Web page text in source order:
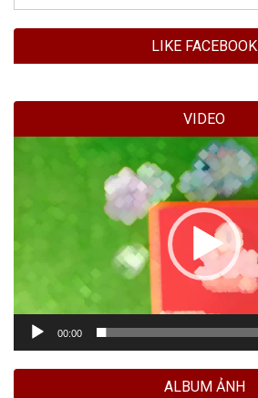
LIKE FACEBOOK
VIDEO
00:00
ALBUM ẢNH